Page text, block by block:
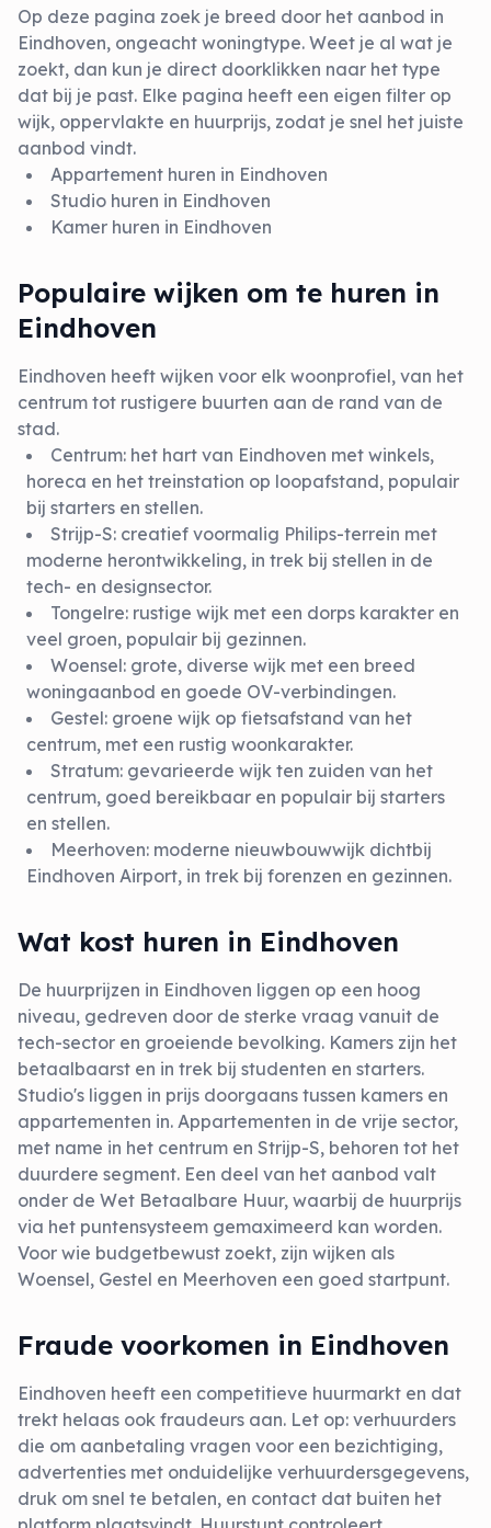
Op deze pagina zoek je breed door het aanbod in
Eindhoven, ongeacht woningtype. Weet je al wat je
zoekt, dan kun je direct doorklikken naar het type
dat bij je past. Elke pagina heeft een eigen filter op
wijk, oppervlakte en huurprijs, zodat je snel het juiste
aanbod vindt.
Appartement huren in Eindhoven
Studio huren in Eindhoven
Kamer huren in Eindhoven
Populaire wijken om te huren in
Eindhoven
Eindhoven heeft wijken voor elk woonprofiel, van het
centrum tot rustigere buurten aan de rand van de
stad.
Centrum: het hart van Eindhoven met winkels,
horeca en het treinstation op loopafstand, populair
bij starters en stellen.
Strijp-S: creatief voormalig Philips-terrein met
moderne herontwikkeling, in trek bij stellen in de
tech- en designsector.
Tongelre: rustige wijk met een dorps karakter en
veel groen, populair bij gezinnen.
Woensel: grote, diverse wijk met een breed
woningaanbod en goede OV-verbindingen.
Gestel: groene wijk op fietsafstand van het
centrum, met een rustig woonkarakter.
Stratum: gevarieerde wijk ten zuiden van het
centrum, goed bereikbaar en populair bij starters
en stellen.
Meerhoven: moderne nieuwbouwwijk dichtbij
Eindhoven Airport, in trek bij forenzen en gezinnen.
Wat kost huren in Eindhoven
De huurprijzen in Eindhoven liggen op een hoog
niveau, gedreven door de sterke vraag vanuit de
tech-sector en groeiende bevolking. Kamers zijn het
betaalbaarst en in trek bij studenten en starters.
Studio's liggen in prijs doorgaans tussen kamers en
appartementen in. Appartementen in de vrije sector,
met name in het centrum en Strijp-S, behoren tot het
duurdere segment. Een deel van het aanbod valt
onder de Wet Betaalbare Huur, waarbij de huurprijs
via het puntensysteem gemaximeerd kan worden.
Voor wie budgetbewust zoekt, zijn wijken als
Woensel, Gestel en Meerhoven een goed startpunt.
Fraude voorkomen in Eindhoven
Eindhoven heeft een competitieve huurmarkt en dat
trekt helaas ook fraudeurs aan. Let op: verhuurders
die om aanbetaling vragen voor een bezichtiging,
advertenties met onduidelijke verhuurdersgegevens,
druk om snel te betalen, en contact dat buiten het